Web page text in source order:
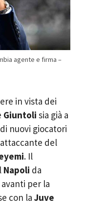
agente e firma –
in vista dei
Giuntoli sia già a
nuovi giocatori
del
. Il
Napoli da
per la
con la Juve